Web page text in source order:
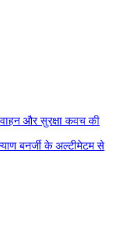
वाहन और सुरक्षा कवच की
बनर्जी के अल्टीमेटम से